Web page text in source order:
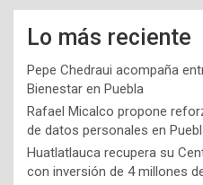
Lo más reciente
Pepe Chedraui acompaña
Bienestar en Puebla
Rafael Micalco propone
de datos personales en
Huatlatlauca recupera su
con inversión de 4 millones